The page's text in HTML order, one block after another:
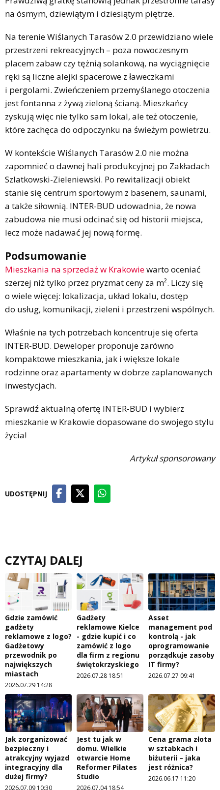
na ósmym, dziewiątym i dziesiątym piętrze.
Na terenie Wiślanych Tarasów 2.0 przewidziano wiele
przestrzeni rekreacyjnych – poza nowoczesnym
placem zabaw czy tężnią solankową, na wyciągnięcie
ręki są liczne alejki spacerowe z ławeczkami
i pergolami. Zwieńczeniem przemyślanego otoczenia
jest fontanna z żywą zieloną ścianą. Mieszkańcy
zyskują więc nie tylko sam lokal, ale też otoczenie,
które zachęca do odpoczynku na świeżym powietrzu.
W kontekście Wiślanych Tarasów 2.0 nie można
zapomnieć o dawnej hali produkcyjnej po Zakładach
Szlatkowski-Zieleniewski. Po rewitalizacji obiekt
stanie się centrum sportowym z basenem, saunami,
a także siłownią. INTER-BUD udowadnia, że nowa
zabudowa nie musi odcinać się od historii miejsca,
lecz może nadawać jej nową formę.
Podsumowanie
Mieszkania na sprzedaż w Krakowiewarto oceniać
szerzej niż tylko przez pryzmat ceny za m². Liczy się
o wiele więcej: lokalizacja, układ lokalu, dostęp
do usług, komunikacji, zieleni i przestrzeni wspólnych.
Właśnie na tych potrzebach koncentruje się oferta
INTER-BUD. Deweloper proponuje zarówno
kompaktowe mieszkania, jak i większe lokale
rodzinne oraz apartamenty w dobrze zaplanowanych
inwestycjach.
Sprawdź aktualną ofertę INTER-BUD i wybierz
mieszkanie w Krakowie dopasowane do swojego stylu
życia!
Artykuł sponsorowany
UDOSTĘPNIJ
CZYTAJ DALEJ
Gdzie zamówić
gadżety
reklamowe z logo?
Gadżetowy
przewodnik po
największych
miastach
2026.07.29 14:28
Gadżety
reklamowe Kielce
- gdzie kupić i co
zamówić z logo
dla firm z regionu
świętokrzyskiego
2026.07.28 18:51
Asset
management pod
kontrolą - jak
oprogramowanie
porządkuje zasoby
IT firmy?
2026.07.27 09:41
Jak zorganizować
bezpieczny i
atrakcyjny wyjazd
integracyjny dla
dużej firmy?
2026.07.09 10:30
Jest tu jak w
domu. Wielkie
otwarcie Home
Reformer Pilates
Studio
2026.07.04 18:54
Cena grama złota
w sztabkach i
biżuterii – jaka
jest różnica?
2026.06.17 11:20